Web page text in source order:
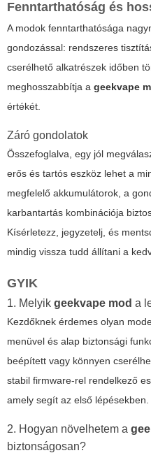
Fenntarthatóság és
A modok fenntarthatósága
gondozással: rendszeres
cserélhető alkatrészek időben
meghosszabbítja a geekvape
értékét.
Záró gondolatok
Összefoglalva, egy jól
erős és tartós eszköz lehet a
megfelelő akkumulátorok, a
karbantartás kombinációja
Kísérletezz, jegyzetelj, és
mindig vissza tudd állítani a
GYIK
1. Melyik geekvape mod a
Kezdőknek érdemes olyan
menüvel és alap biztonsági
beépített vagy könnyen
stabil firmware-rel rendelkező
amely segít az első lépésekben.
2. Hogyan növelhetem a
biztonságosan?